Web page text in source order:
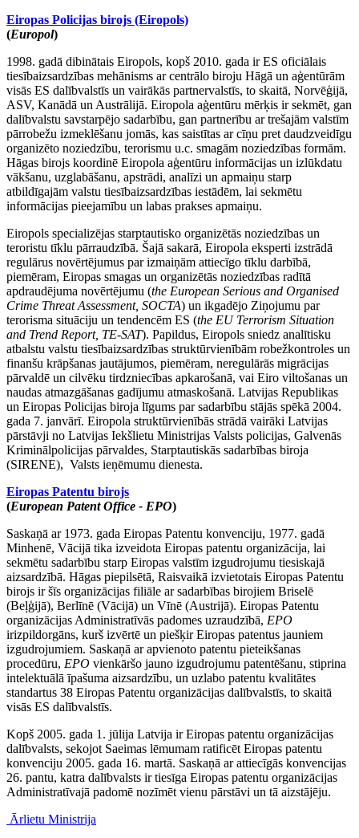
Eiropas Policijas birojs (Eiropols)
(Europol)
1998. gadā dibinātais Eiropols, kopš 2010. gada ir ES oficiālais
tiesībaizsardzības mehānisms ar centrālo biroju Hāgā un aģentūrām
visās ES dalībvalstīs un vairākās partnervalstīs, to skaitā, Norvēģijā,
ASV, Kanādā un Austrālijā. Eiropola aģentūru mērķis ir sekmēt, gan
dalībvalstu savstarpējo sadarbību, gan partnerību ar trešajām valstīm
pārrobežu izmeklēšanu jomās, kas saistītas ar cīņu pret daudzveidīgu
organizēto noziedzību, terorismu u.c. smagām noziedzības formām.
Hāgas birojs koordinē Eiropola aģentūru informācijas un izlūkdatu
vākšanu, uzglabāšanu, apstrādi, analīzi un apmaiņu starp
atbildīgajām valstu tiesībaizsardzības iestādēm, lai sekmētu
informācijas pieejamību un labas prakses apmaiņu.
Eiropols specializējas starptautisko organizētās noziedzības un
teroristu tīklu pārraudzībā. Šajā sakarā, Eiropola eksperti izstrādā
regulārus novērtējumus par izmaiņām attiecīgo tīklu darbībā,
piemēram, Eiropas smagas un organizētās noziedzības radītā
apdraudējuma novērtējumu (the European Serious and Organised
Crime Threat Assessment, SOCTA) un ikgadējo Ziņojumu par
terorisma situāciju un tendencēm ES (the EU Terrorism Situation
and Trend Report, TE-SAT). Papildus, Eiropols sniedz analītisku
atbalstu valstu tiesībaizsardzības struktūrvienībām robežkontroles un
finanšu krāpšanas jautājumos, piemēram, neregulārās migrācijas
pārvaldē un cilvēku tirdzniecības apkarošanā, vai Eiro viltošanas un
naudas atmazgāšanas gadījumu atmaskošanā. Latvijas Republikas
un Eiropas Policijas biroja līgums par sadarbību stājās spēkā 2004.
gada 7. janvārī. Eiropola struktūrvienībās strādā vairāki Latvijas
pārstāvji no Latvijas Iekšlietu Ministrijas Valsts policijas, Galvenās
Kriminālpolicijas pārvaldes, Starptautiskās sadarbības biroja
(SIRENE), Valsts ieņēmumu dienesta.
Eiropas Patentu birojs
(European Patent Office - EPO)
Saskaņā ar 1973. gada Eiropas Patentu konvenciju, 1977. gadā
Minhenē, Vācijā tika izveidota Eiropas patentu organizācija, lai
sekmētu sadarbību starp Eiropas valstīm izgudrojumu tiesiskajā
aizsardzībā. Hāgas piepilsētā, Raisvaikā izvietotais Eiropas Patentu
birojs ir šīs organizācijas filiāle ar sadarbības birojiem Briselē
(Beļģijā), Berlīnē (Vācijā) un Vīnē (Austrijā). Eiropas Patentu
organizācijas Administratīvās padomes uzraudzībā, EPO
irizpildorgāns, kurš izvērtē un piešķir Eiropas patentus jauniem
izgudrojumiem. Saskaņā ar apvienoto patentu pieteikšanas
procedūru, EPO vienkāršo jauno izgudrojumu patentēšanu, stiprina
intelektuālā īpašuma aizsardzību, un uzlabo patentu kvalitātes
standartus 38 Eiropas Patentu organizācijas dalībvalstīs, to skaitā
visās ES dalībvalstīs.
Kopš 2005. gada 1. jūlija Latvija ir Eiropas patentu organizācijas
dalībvalsts, sekojot Saeimas lēmumam ratificēt Eiropas patentu
konvenciju 2005. gada 16. martā. Saskaņā ar attiecīgās konvencijas
26. pantu, katra dalībvalsts ir tiesīga Eiropas patentu organizācijas
Administratīvajā padomē nozīmēt vienu pārstāvi un tā aizstājēju.
Ārlietu Ministrija